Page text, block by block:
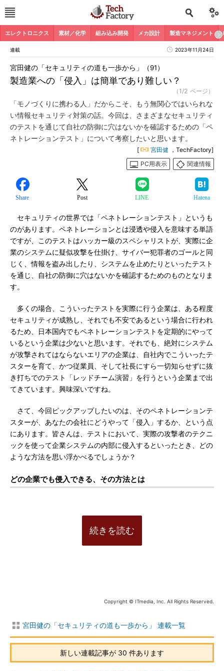
エレクトロニクス 素材／化学 組み込み開発 メカ設計 製造マネジメント
連載 2023年11月24日
製造業への「侵入」は簡単であり難しい？
宮田健の「セキュリティの道も一歩から」（91）
（1/2 ページ）
「モノづくりに携わる人」だからこそ、もう無関心ではいられな
い情報セキュリティ対策の話。今回は、さまざまなセキュリティ
のテストを通じて自社の防御に穴はないかを確認するための「ペ
ネトレーションテスト」について考察したいと思います。
[ 宮田健 ，TechFactory]
PC用表示
関連情報
Share Post LINE Hatena
セキュリティの世界では「ペネトレーションテスト」というも
のがあります。ペネトレーションとは浸透や侵入を意味する単語
ですが、このテストはハッカー級のスペシャリストが、実際に企
業のシステムに疑似攻撃を仕掛け、サイバー犯罪者のゴールと同
じく、情報を盗み出したり、システムを止めたりといったテスト
を通じ、自社の防御に穴はないかを確認するためのものとなりま
す。
多くの場合、こういったテストを実際に行う企業は、ある程度
セキュリティが成熟し、それでも不安であるという場合に行われ
るため、日本国内でもペネトレーションテストを定期的にやって
いるという企業は少ないと思います。それでも、絶対にシステム
が攻撃されてはならないエリアの企業は、自社内でこういったテ
スターを育て、かつ従業員、そして社長にすら一切知らせずに抜
き打ちでのテスト「レッドチーム演習」を行うという企業まで出
てきています。興味深いですね。
さて、今回ピックアップしたいのは、そのペネトレーションテ
スターが、あなたの会社にどうやって「侵入」するか、という点
にあります。皆さんは、テストにおいて、実際の攻撃者のテクニ
ックを使って企業システムの内部に侵入するといったとき、どの
ような方法を思い浮かべるでしょうか？
どの企業でも侵入できる、その方法とは
続きを読む
Copyright © ITmedia, Inc. All Rights Reserved.
宮田健の「セキュリティの道も一歩から」 連載一覧
新しい連載記事が 30 件あります